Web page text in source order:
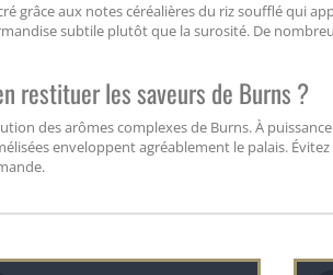
grâce aux notes céréalières du riz soufflé qui
subtile plutôt que la surosité. De
restituer les saveurs de Burns ?
des arômes complexes de Burns. À
enveloppent agréablement le palais.